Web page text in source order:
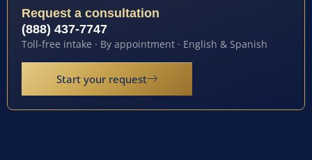
Request a consultation
(888) 437-7747
Toll-free intake · By appointment · English & Spanish
Start your request